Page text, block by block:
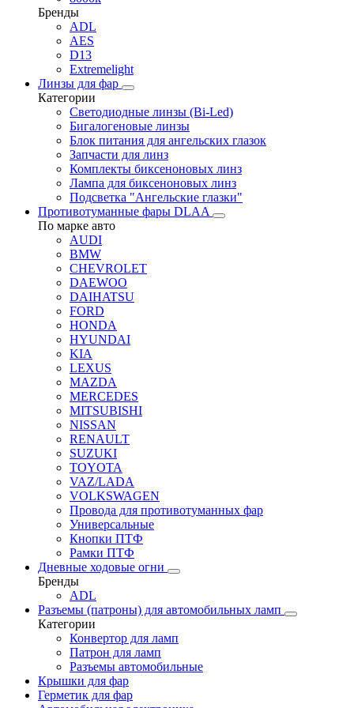
Бренды
ADL
AES
D13
Extremelight
Линзы для фар
Категории
Светодиодные линзы (Bi-Led)
Бигалогеновые линзы
Блок питания для ангельских глазок
Запчасти для линз
Комплекты биксеноновых линз
Лампа для биксеноновых линз
Подсветка "Ангельские глазки"
Противотуманные фары DLAA
По марке авто
AUDI
BMW
CHEVROLET
DAEWOO
DAIHATSU
FORD
HONDA
HYUNDAI
KIA
LEXUS
MAZDA
MERCEDES
MITSUBISHI
NISSAN
RENAULT
SUZUKI
TOYOTA
VAZ/LADA
VOLKSWAGEN
Провода для противотуманных фар
Универсальные
Кнопки ПТФ
Рамки ПТФ
Дневные ходовые огни
Бренды
ADL
Разъемы (патроны) для автомобильных ламп
Категории
Конвертор для ламп
Патрон для ламп
Разъемы автомобильные
Крышки для фар
Герметик для фар